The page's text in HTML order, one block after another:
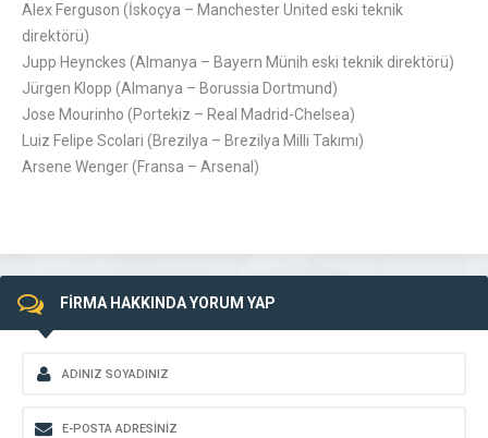
Alex Ferguson (İskoçya – Manchester United eski teknik
direktörü)
Jupp Heynckes (Almanya – Bayern Münih eski teknik direktörü)
Jürgen Klopp (Almanya – Borussia Dortmund)
Jose Mourinho (Portekiz – Real Madrid-Chelsea)
Luiz Felipe Scolari (Brezilya – Brezilya Milli Takımı)
Arsene Wenger (Fransa – Arsenal)
FİRMA HAKKINDA YORUM YAP